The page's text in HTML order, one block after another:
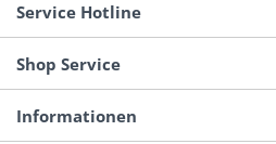
Service Hotline
Shop Service
Informationen